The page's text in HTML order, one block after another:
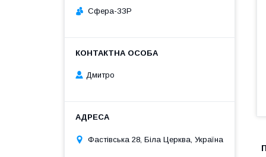
Сфера-ЗЗР
Дмитро
Фастівська 28, Біла Церква, Україна